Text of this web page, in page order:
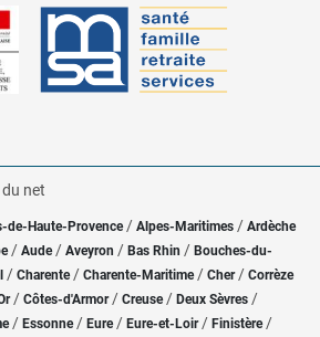
net
de-Haute-Provence / Alpes-Maritimes / Ardèche
/ Aude / Aveyron / Bas Rhin / Bouches-du-
/ Charente / Charente-Maritime/ Cher / Corrèze
/ Côtes-d'Armor/ Creuse/ Deux Sèvres /
/ Essonne / Eure/ Eure-et-Loir / Finistère/